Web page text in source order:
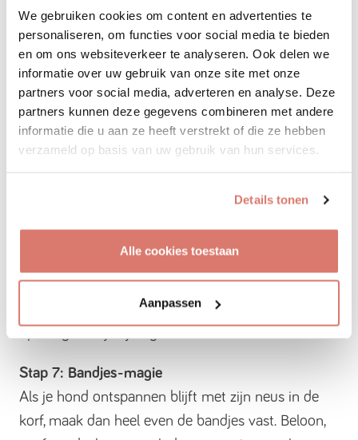
We gebruiken cookies om content en advertenties te
personaliseren, om functies voor social media te bieden
en om ons websiteverkeer te analyseren. Ook delen we
informatie over uw gebruik van onze site met onze
partners voor social media, adverteren en analyse. Deze
partners kunnen deze gegevens combineren met andere
informatie die u aan ze heeft verstrekt of die ze hebben
verzameld op basis van uw gebruik van hun services.
Details tonen
Alle cookies toestaan
Aanpassen
Nu krijgt je hond alleen nog beloning als hij zijn
neus dieper in het avontuur steekt. Begin met
millimeters, bouw uit naar centimeters. Je hond
leert snel: hoe dieper, hoe lekkerder de beloning.
Stap 5: Afstand creëren
Houd de muilkorf verder weg en nodig je hond uit
moment dat je hond zelfs van een afstand
Nu traint je hond om zijn neus een paar tellen in de
muilkorf te houden. Geef de beloning door de
Stap 7: Bandjes-magie
Als je hond ontspannen blijft met zijn neus in de
korf, maak dan heel even de bandjes vast. Beloon,